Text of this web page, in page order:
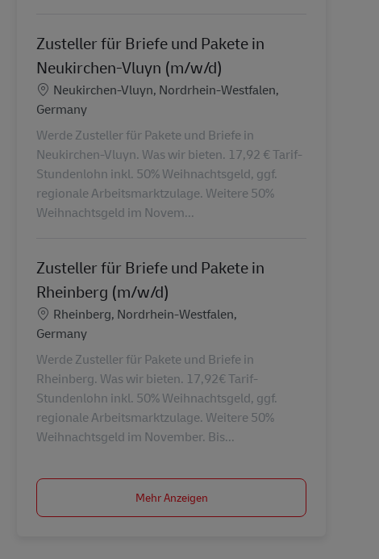
Zusteller für Briefe und Pakete in
Neukirchen-Vluyn (m/w/d)
Standort
Neukirchen-Vluyn, Nordrhein-Westfalen,
Germany
Werde Zusteller für Pakete und Briefe in
Neukirchen-Vluyn. Was wir bieten. 17,92 € Tarif-
Stundenlohn inkl. 50% Weihnachtsgeld, ggf.
regionale Arbeitsmarktzulage. Weitere 50%
Weihnachtsgeld im Novem...
Zusteller für Briefe und Pakete in
Rheinberg (m/w/d)
Standort
Rheinberg, Nordrhein-Westfalen,
Germany
Werde Zusteller für Pakete und Briefe in
Rheinberg. Was wir bieten. 17,92€ Tarif-
Stundenlohn inkl. 50% Weihnachtsgeld, ggf.
regionale Arbeitsmarktzulage. Weitere 50%
Weihnachtsgeld im November. Bis...
Mehr Anzeigen